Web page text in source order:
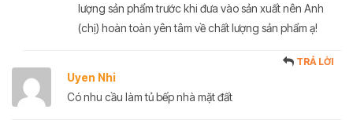
lượng sản phẩm trước khi đưa vào sản xuất nên Anh
(chị) hoàn toàn yên tâm về chất lượng sản phẩm ạ!
Uyen Nhi
TRẢ LỜI
Có nhu cầu làm tủ bếp nhà mặt đất